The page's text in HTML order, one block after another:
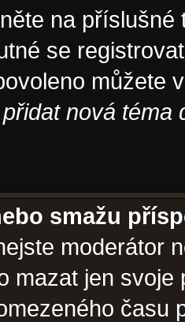
na
se
můžete
nová téma
smažu
moderátor
mazat jen